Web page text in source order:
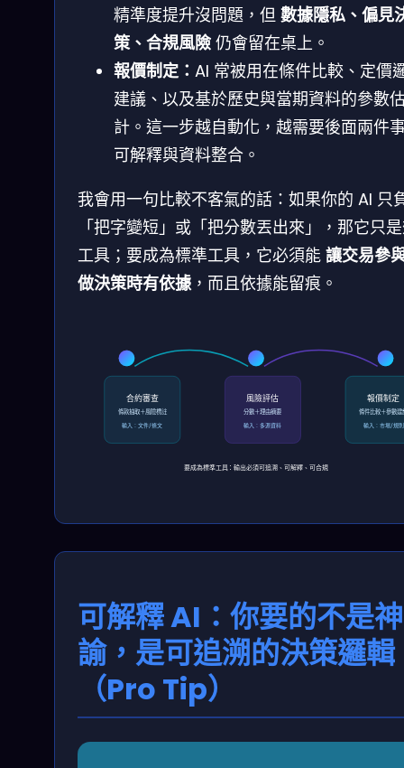
精準度提升沒問題，但 數據隱私、偏見
策、合規風險 仍會留在桌上。
報價制定： AI 常被用在條件比較、定價
建議、以及基於歷史與當期資料的參數
計。這一步越自動化，越需要後面兩件
可解釋與資料整合。
我會用一句比較不客氣的話：如果你的 AI 只
「把字變短」或「把分數丟出來」，那它只
工具；要成為標準工具，它必須能 讓交易參
做決策時有依據，而且依據能留痕。
合約審查
條款抽取＋風險標註
輸入：文件/條文
風險評估
分數＋理由摘要
輸入：多源資料
報價制定
條件比較＋參數建
輸入：市場/規則
要成為標準工具：輸出必須可追溯、可解釋、可合規
可解釋 AI：你要的不是神
諭，是可追溯的決策邏輯
（Pro Tip）